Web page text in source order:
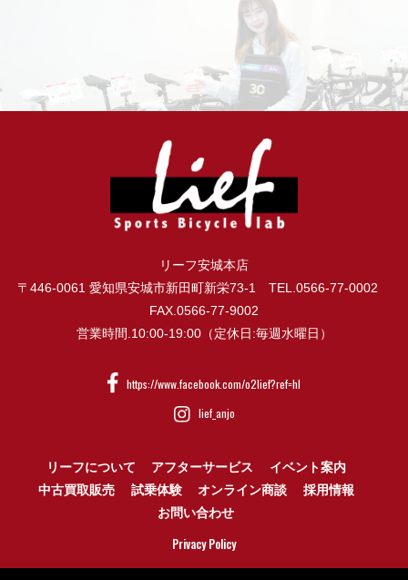
リーフ安城本店
〒446-0061 愛知県安城市新田町新栄73-1 TEL.0566-77-0002
FAX.0566-77-9002
営業時間.10:00-19:00（定休日:毎週水曜日）
https://www.facebook.com/o2lief?ref=hl
lief_anjo
リーフについて アフターサービス
イベント案内
中古買取販売
試乗体験 オンライン商談
採用情報
お問い合わせ
Privacy Policy